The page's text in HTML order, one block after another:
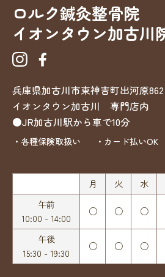
ロルク鍼灸整骨院
イオンタウン加古川
兵庫県加古川市東神吉町出河原862
イオンタウン加古川 専門店内
●JR加古川駅から車で10分
・各種保険取扱い ・カード払いOK
月 火 水
午前
10:00 - 14:00
○ ○ ○
午後
15:30 - 19:30
○ ○ ○